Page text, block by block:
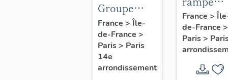
Groupe
sculpté :
Les
Adolescents
France > Île-
de-France >
Paris> Paris
14e
arrondissement
d'appui,
escalier
l' hôtel
(non
France >
de-France >
Paris>